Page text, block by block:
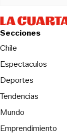
Secciones
Chile
Espectaculos
Deportes
Tendencias
Mundo
Emprendimiento